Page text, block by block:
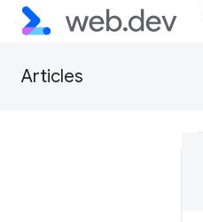
Articles